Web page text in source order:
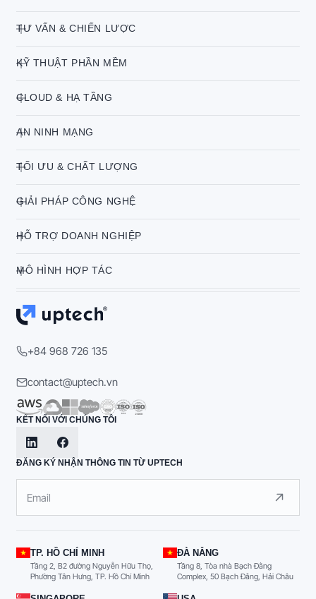
TƯ VẤN & CHIẾN LƯỢC
KỸ THUẬT PHẦN MỀM
CLOUD & HẠ TẦNG
AN NINH MẠNG
TỐI ƯU & CHẤT LƯỢNG
GIẢI PHÁP CÔNG NGHỆ
HỖ TRỢ DOANH NGHIỆP
MÔ HÌNH HỢP TÁC
+84 968 726 135
contact@uptech.vn
KẾT NỐI VỚI CHÚNG TÔI
ĐĂNG KÝ NHẬN THÔNG TIN TỪ UPTECH
TP. HỒ CHÍ MINH
Tầng 2, B2 đường Nguyễn Hữu Thọ,
Phường Tân Hưng, TP. Hồ Chí Minh
ĐÀ NẴNG
Tầng 8, Tòa nhà Bạch Đằng
Complex, 50 Bạch Đằng, Hải Châu